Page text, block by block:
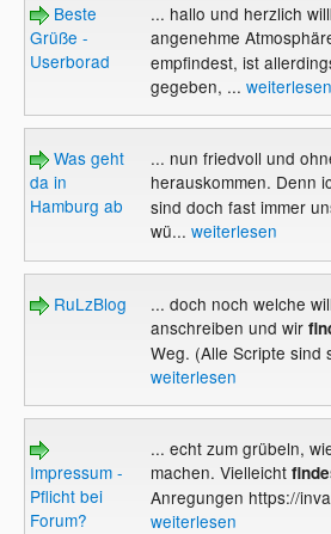
Beste
Grüße -
Userborad
... hallo und herzlich
angenehme
empfindest, ist
gegeben, ... weiterlesen
Was geht
da in
Hamburg ab
... nun friedvoll und
herauskommen. Denn
sind doch fast immer
wü... weiterlesen
RuLzBlog
... doch noch welche
anschreiben und wir
Weg. (Alle Scripte sind
weiterlesen
Impressum -
Pflicht bei
Forum?
... echt zum grübeln,
machen. Vielleichtfinde
Anregungen https://
weiterlesen